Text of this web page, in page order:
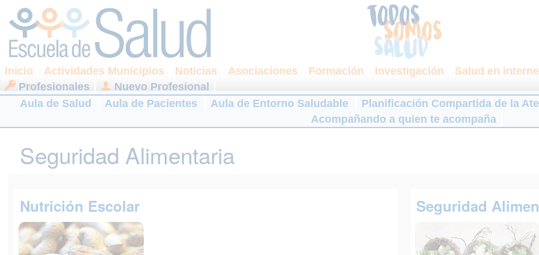
Inicio Actividades Municipios Noticias Asociaciones Formación Investigación
Salud en
Profesionales
Nuevo Profesional
Aula de Salud
Aula de Pacientes Aula de Entorno Saludable
Planificación Compartida de la
Acompañando a quien te acompaña
Seguridad Alimentaria
Nutrición Escolar Seguridad